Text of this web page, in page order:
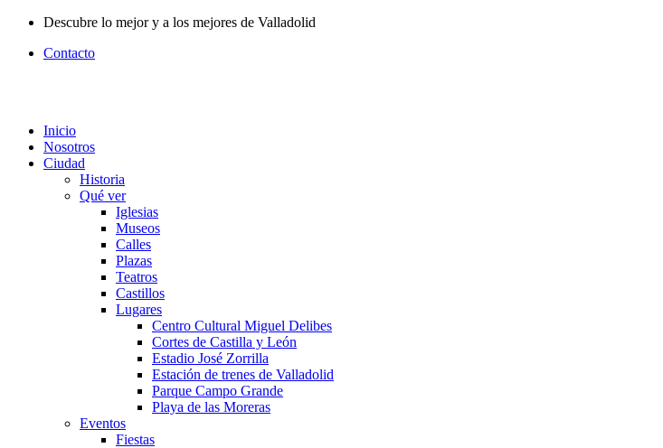
contenido
Descubre lo mejor y a los mejores de Valladolid
Contacto
Inicio
Nosotros
Ciudad
Historia
Qué ver
Iglesias
Museos
Calles
Plazas
Teatros
Castillos
Lugares
Centro Cultural Miguel Delibes
Cortes de Castilla y León
Estadio José Zorrilla
Estación de trenes de Valladolid
Parque Campo Grande
Playa de las Moreras
Eventos
Fiestas